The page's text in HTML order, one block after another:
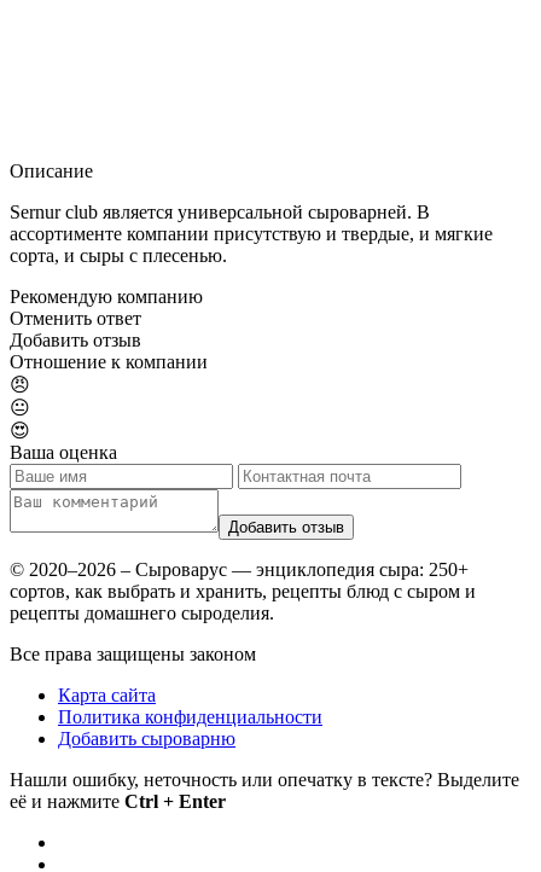
Описание
Sernur club является универсальной сыроварней. В
ассортименте компании присутствую и твердые, и мягкие
сорта, и сыры с плесенью.
Рекомендую компанию
Отменить ответ
Добавить отзыв
Отношение к компании
😠
😐
😍
Ваша оценка
© 2020–2026 – Сыроварус — энциклопедия сыра: 250+
сортов, как выбрать и хранить, рецепты блюд с сыром и
рецепты домашнего сыроделия.
Все права защищены законом
Карта сайта
Политика конфиденциальности
Добавить сыроварню
Нашли ошибку, неточность или опечатку в тексте? Выделите
её и нажмите Ctrl + Enter